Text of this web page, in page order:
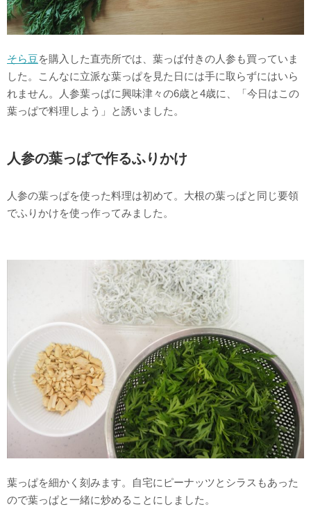
そら豆を購入した直売所では、葉っぱ付きの人参も買っていま
した。こんなに立派な葉っぱを見た日には手に取らずにはいら
れません。人参葉っぱに興味津々の6歳と4歳に、「今日はこの
葉っぱで料理しよう」と誘いました。
人参の葉っぱで作るふりかけ
人参の葉っぱを使った料理は初めて。大根の葉っぱと同じ要領
でふりかけを使っ作ってみました。
葉っぱを細かく刻みます。自宅にピーナッツとシラスもあった
ので葉っぱと一緒に炒めることにしました。